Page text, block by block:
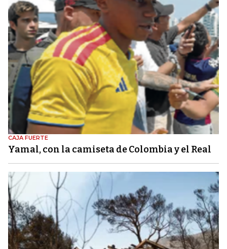
CAJA FUERTE
Yamal, con la camiseta de Colombia y el Real